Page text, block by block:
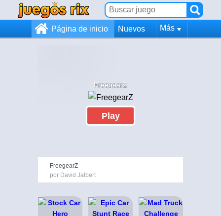
Página de inicio Nuevos Más
FreegearZ
Play
FreegearZ
por David Jalbert